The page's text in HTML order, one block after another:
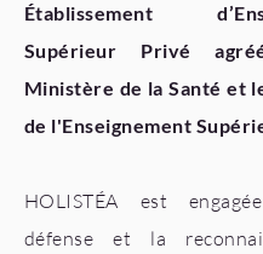
Établissement
Supérieur Privé
Ministère de la Santé et
de l'Enseignement
HOLISTÉA est
défense et la